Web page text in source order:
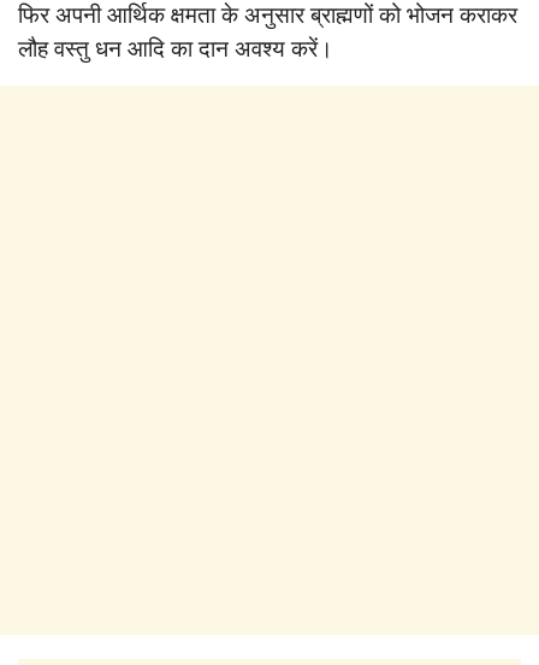
फिर अपनी आर्थिक क्षमता के अनुसार ब्राह्मणों को भोजन कराकर
लौह वस्तु धन आदि का दान अवश्य करें।